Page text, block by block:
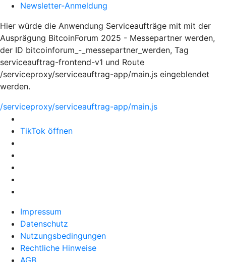
Newsletter-Anmeldung
Hier würde die Anwendung Serviceaufträge mit mit der
Ausprägung BitcoinForum 2025 - Messepartner werden,
der ID bitcoinforum_-_messepartner_werden, Tag
serviceauftrag-frontend-v1 und Route
/serviceproxy/serviceauftrag-app/main.js eingeblendet
werden.
/serviceproxy/serviceauftrag-app/main.js
TikTok öffnen
Impressum
Datenschutz
Nutzungsbedingungen
Rechtliche Hinweise
AGB